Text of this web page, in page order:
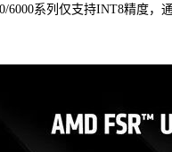
6000系列仅支持INT8精度